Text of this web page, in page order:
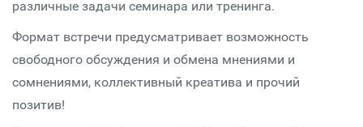
различные задачи семинара или тренинга.
Формат встречи предусматривает возможность
свободного обсуждения и обмена мнениями и
сомнениями, коллективный креатива и прочий
позитив!